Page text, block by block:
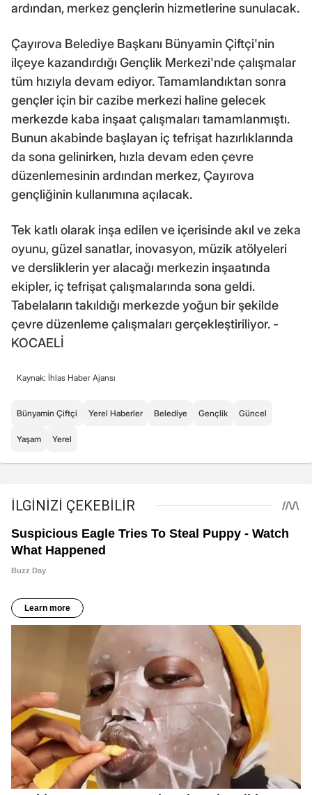
ardından, merkez gençlerin hizmetlerine sunulacak.
Çayırova Belediye Başkanı Bünyamin Çiftçi'nin
ilçeye kazandırdığı Gençlik Merkezi'nde çalışmalar
tüm hızıyla devam ediyor. Tamamlandıktan sonra
gençler için bir cazibe merkezi haline gelecek
merkezde kaba inşaat çalışmaları tamamlanmıştı.
Bunun akabinde başlayan iç tefrişat hazırlıklarında
da sona gelinirken, hızla devam eden çevre
düzenlemesinin ardından merkez, Çayırova
gençliğinin kullanımına açılacak.
Tek katlı olarak inşa edilen ve içerisinde akıl ve zeka
oyunu, güzel sanatlar, inovasyon, müzik atölyeleri
ve dersliklerin yer alacağı merkezin inşaatında
ekipler, iç tefrişat çalışmalarında sona geldi.
Tabelaların takıldığı merkezde yoğun bir şekilde
çevre düzenleme çalışmaları gerçekleştiriliyor. -
KOCAELİ
Kaynak: İhlas Haber Ajansı
Bünyamin Çiftçi Yerel Haberler Belediye Gençlik Güncel
Yaşam Yerel